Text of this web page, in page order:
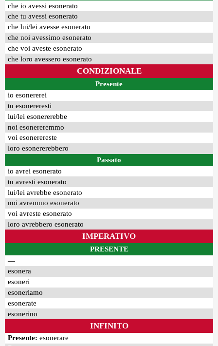
che io avessi esonerato
che tu avessi esonerato
che lui/lei avesse esonerato
che noi avessimo esonerato
che voi aveste esonerato
che loro avessero esonerato
CONDIZIONALE
Presente
io esonererei
tu esonereresti
lui/lei esonererebbe
noi esonereremmo
voi esonerereste
loro esonererebbero
Passato
io avrei esonerato
tu avresti esonerato
lui/lei avrebbe esonerato
noi avremmo esonerato
voi avreste esonerato
loro avrebbero esonerato
IMPERATIVO
PRESENTE
—
esonera
esoneri
esoneriamo
esonerate
esonerino
INFINITO
Presente: esonerare